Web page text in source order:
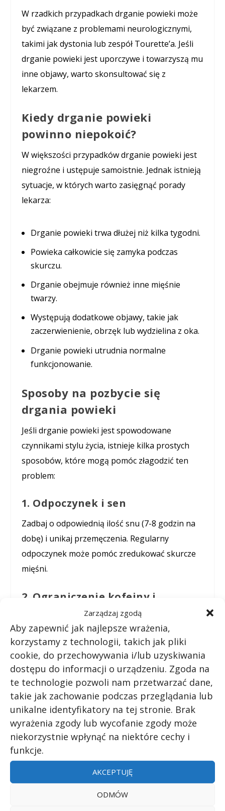
Zarządzaj zgodą
Aby zapewnić jak najlepsze wrażenia,
korzystamy z technologii, takich jak pliki
cookie, do przechowywania i/lub uzyskiwania
dostępu do informacji o urządzeniu. Zgoda na
te technologie pozwoli nam przetwarzać dane,
takie jak zachowanie podczas przeglądania lub
unikalne identyfikatory na tej stronie. Brak
wyrażenia zgody lub wycofanie zgody może
niekorzystnie wpłynąć na niektóre cechy i
funkcje.
AKCEPTUJĘ
ODMÓW
W rzadkich przypadkach drganie powieki może
być związane z problemami neurologicznymi,
takimi jak dystonia lub zespół Tourette’a. Jeśli
drganie powieki jest uporczywe i towarzyszą mu
inne objawy, warto skonsultować się z
lekarzem.
Kiedy drganie powieki
powinno niepokoić?
W większości przypadków drganie powieki jest
niegroźne i ustępuje samoistnie. Jednak istnieją
sytuacje, w których warto zasięgnąć porady
lekarza:
Drganie powieki trwa dłużej niż kilka tygodni.
Powieka całkowicie się zamyka podczas
skurczu.
Drganie obejmuje również inne mięśnie
twarzy.
Występują dodatkowe objawy, takie jak
zaczerwienienie, obrzęk lub wydzielina z oka.
Drganie powieki utrudnia normalne
funkcjonowanie.
Sposoby na pozbycie się
drgania powieki
Jeśli drganie powieki jest spowodowane
czynnikami stylu życia, istnieje kilka prostych
sposobów, które mogą pomóc złagodzić ten
problem:
1. Odpoczynek i sen
Zadbaj o odpowiednią ilość snu (7-8 godzin na
dobę) i unikaj przemęczenia. Regularny
odpoczynek może pomóc zredukować skurcze
mięśni.
2. Ograniczenie kofeiny i
Spróbuj zmniejszyć spożycie kofeiny i alkoholu,
aby zminimalizować ryzyko drgania powieki.
3. Nawilżanie oczu
Jeśli masz suche oczy, używaj kropli
nawilżających lub sztucznych łez. Unikaj
długotrwałego wpatrywania się w ekran
komputera i rób regularne przerwy.
4. Redukcja stresu
Techniki relaksacyjne, takie jak joga, medytacja